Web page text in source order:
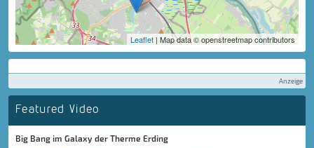
Leaflet | Map data © openstreetmap contributors
Anzeige
Featured Video
Big Bang im Galaxy der Therme Erding